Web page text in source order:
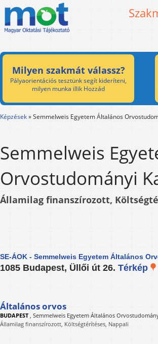
Milyen szakmát válassz?
Pályaorientációs tesztünk segít kideríteni,
milyen munka illik Hozzád
Képzések»Semmelweis Egyetem Általános
Semmelweis
Orvostudományi
Államilag finanszírozott,
SE-ÁOK - Semmelweis Egyetem Általános
1085 Budapest, Üllői út 26. Térkép
Általános orvos
BUDAPEST Semmelweis Egyetem Általános
Államilag finanszírozott, Költségtérítéses, Nappali